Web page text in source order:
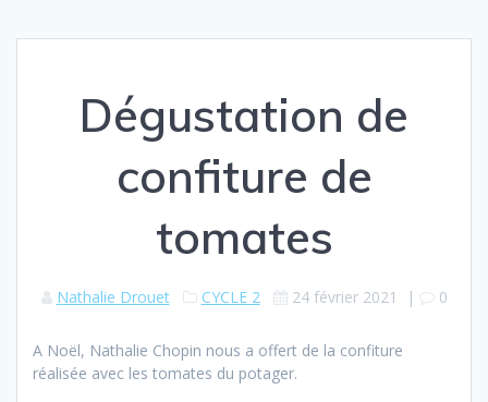
Dégustation de
confiture de
tomates
Nathalie Drouet CYCLE 2 24 février 2021 | 0
A Noël, Nathalie Chopin nous a offert de la confiture
réalisée avec les tomates du potager.